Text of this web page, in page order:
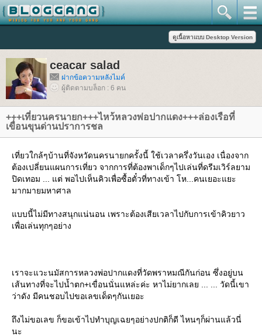
ceacar salad
ฝากข้อความหลังไมค์
ผู้ติดตามบล็อก : 6 คน
+++เที่ยวนครนายก+++ไหว้หลวงพ่อปากแดง+++ล่องเรือที่
เขื่อนขุนด่านปราการชล
เที่ยวใกล้ๆบ้านที่จังหวัดนครนายกครั้งนี้ ใช้เวลาครึ่งวันเอง เนื่องจาก
ต้องเปลี่ยนแผนการเที่ยว จากการที่ต้องพาเด็กๆไปเล่นที่ดรีมเวิร์ลยาม
ปิดเทอม ... แต่ พอไปเห็นคิวเพื่อซื้อตั๋วที่ทางเข้า โห...คนเยอะแยะ
มากมายมหาศาล
บบนี้ไม่มีทางสนุกแน่นอน เพราะต้องเสียเวลาไปกับการเข้าคิวยาว
เพื่อเล่นทุกๆอย่าง
เราจะแวะนมัสการหลวงพ่อปากแดงที่วัดพราหมณีกันก่อน ซึ่งอยู่บน
เส้นทางที่จะไปน้ำตก+เขื่อนนั่นแหล่ะค่ะ หาไม่ยากเลย ... ... วัดนี้เขา
ว่าดัง มีคนชอบไปขอเลขเด็ดๆกันเยอะ
ถึงไม่ขอเลข ก็ขอเข้าไปทำบุญเฉยๆอย่างปกติก็ดี ไหนๆก็ผ่านแล้วนี่
นะ